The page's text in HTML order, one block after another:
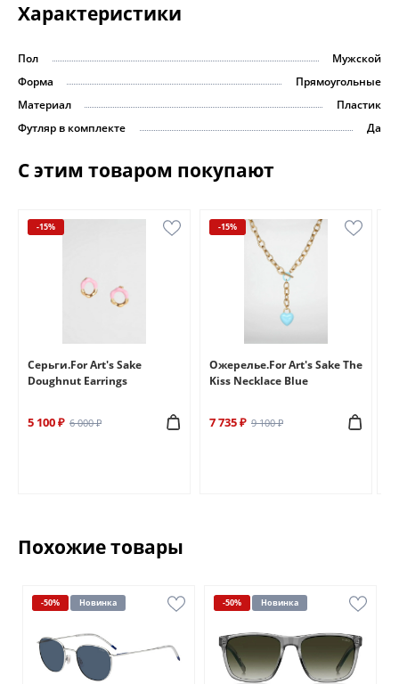
Характеристики
Пол
Мужской
Форма
Прямоугольные
Материал
Пластик
Футляр в комплекте
Да
С этим товаром покупают
-15%
Серьги.For Art's Sake
Doughnut Earrings
5 100 ₽ 6 000 ₽
-15%
Ожерелье.For Art's Sake The
Kiss Necklace Blue
7 735 ₽ 9 100 ₽
Похожие товары
-50% Новинка -50% Новинка